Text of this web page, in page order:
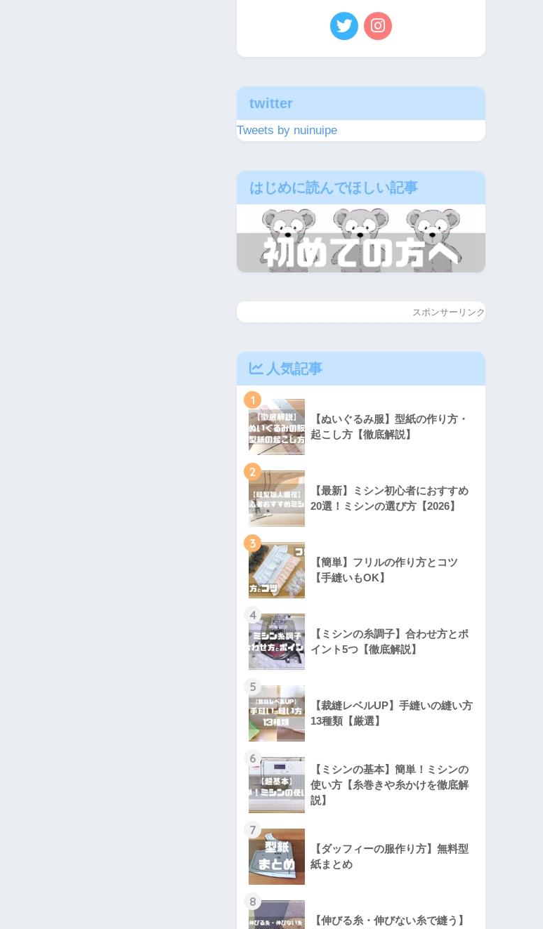
twitter
Tweets by nuinuipe
はじめに読んでほしい記事
スポンサーリンク
人気記事
1
【ぬいぐるみ服】型紙の作り方・
起こし方【徹底解説】
2
【最新】ミシン初心者におすすめ
20選！ミシンの選び方【2026】
3
【簡単】フリルの作り方とコツ
【手縫いもOK】
4
【ミシンの糸調子】合わせ方とポ
イント5つ【徹底解説】
5
【裁縫レベルUP】手縫いの縫い方
13種類【厳選】
6
【ミシンの基本】簡単！ミシンの
使い方【糸巻きや糸かけを徹底解
説】
7
【ダッフィーの服作り方】無料型
紙まとめ
8
【伸びる糸・伸びない糸で縫う】